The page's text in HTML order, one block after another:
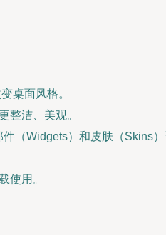
桌面风格。
整洁、美观。
（Widgets）和皮肤（Skins
使用。